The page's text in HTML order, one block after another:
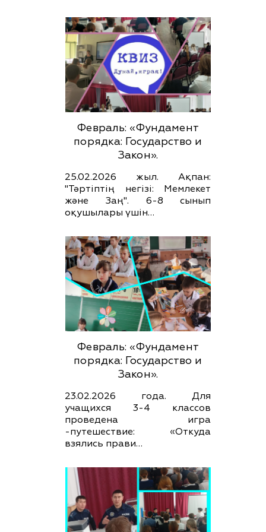
Февраль: «Фундамент
порядка: Государство и
Закон».
25.02.2026 жыл. Ақпан:
"Тәртіптің негізі: Мемлекет
және Заң". 6-8 сынып
оқушылары үшін…
Февраль: «Фундамент
порядка: Государство и
Закон».
23.02.2026 года. Для
учащихся 3-4 классов
проведена игра
-путешествие: «Откуда
взялись прави…